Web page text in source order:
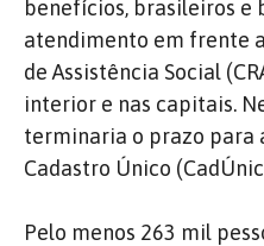
benefícios, brasileiros e
atendimento em frente
de Assistência Social
interior e nas capitais.
terminaria o prazo para
Cadastro Único
Pelo menos 263 mil